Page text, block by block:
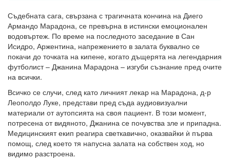
Съдебната сага, свързана с трагичната кончина на Диего
Армандо Марадона, се превърна в истински емоционален
водовъртеж. По време на последното заседание в Сан
Исидро, Аржентина, напрежението в залата буквално се
покачи до точката на кипене, когато дъщерята на легендарния
футболист – Джанина Марадона – изгуби съзнание пред очите
на всички.
Всичко се случи, след като личният лекар на Марадона, д-р
Леополдо Луке, представи пред съда аудиовизуални
материали от аутопсията на своя пациент. В този момент,
потресена от видяното, Джанина се почувства зле и припадна.
Медицинският екип реагира светкавично, оказвайки ѝ първа
помощ, след което тя напусна залата на собствен ход, но
видимо разстроена.